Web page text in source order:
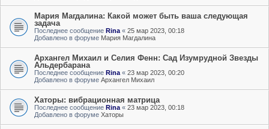
Мария Магдалина: Какой может быть ваша следующая
задача
Последнее сообщение Rina « 25 мар 2023, 00:18
Добавлено в форуме Мария Магдалина
Архангел Михаил и Селия Фенн: Сад Изумрудной Звезды
Альдербарана
Последнее сообщение Rina « 23 мар 2023, 00:20
Добавлено в форуме Архангел Михаил
Хаторы: вибрационная матрица
Последнее сообщение Rina « 23 мар 2023, 00:18
Добавлено в форуме Хаторы